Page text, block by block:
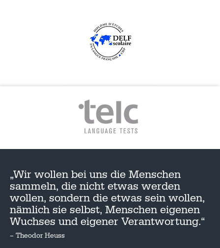
„Wir wollen bei uns die Menschen
sammeln, die nicht etwas werden
wollen, sondern die etwas sein wollen,
nämlich sie selbst, Menschen eigenen
Wuchses und eigener Verantwortung.“
– Theodor Heuss